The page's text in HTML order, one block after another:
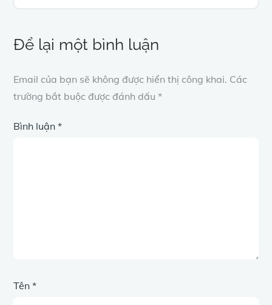
viết
Để lại một bình luận
Email của bạn sẽ không được hiển thị công khai. Các
trường bắt buộc được đánh dấu*
Bình luận*
Tên*